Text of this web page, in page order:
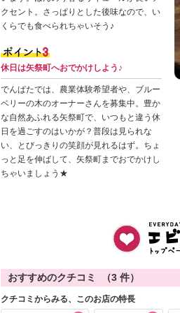
クセント。さっぱりとした後味なので、い
くらでも食べられちゃいそう♪
休日は矢祭町へおでかけしよう♪
でんぱたでは、農業体験希望者や、ブルー
ベリーの木のオーナーさんを募集中。豊か
な自然あふれる矢祭町で、いつもと違う休
日を過ごすのはいかが？普段は見られな
い、とびっきりの笑顔が見れるはず。ちょ
っと足を伸ばして、矢祭町までおでかけし
ちゃいましょう★
おすすめのクチコミ （3 件）
クチコミからみる、このお店の特長